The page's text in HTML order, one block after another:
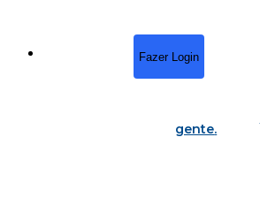
Fazer Login
gente.